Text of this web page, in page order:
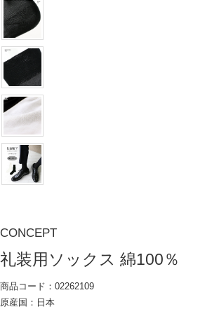
CONCEPT
礼装用ソックス 綿100％
商品コード：02262109
原産国：日本